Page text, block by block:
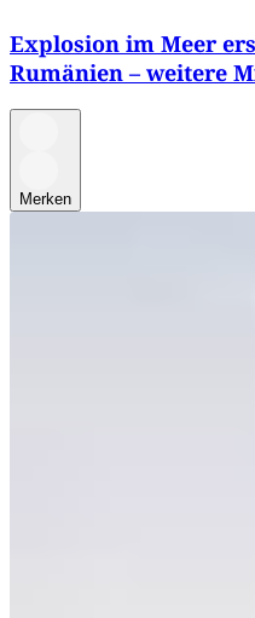
Explosion im Meer
Rumänien – weitere
Merken